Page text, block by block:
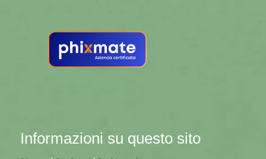
Informazioni su questo sito